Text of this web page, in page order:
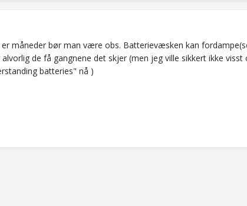
måneder bør man være obs. Batterievæsken kan
de få gangnene det skjer (men jeg ville sikkert ikke
batteries" nå )